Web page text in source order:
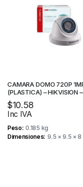
CAMARA DOMO 720P
(PLASTICA) – HIKVISION
– CAMARA DE SEGURIDAD
$10.58
Inc IVA
Peso 0.185 kg
Dimensiones 9.5 × 9.5 × 8